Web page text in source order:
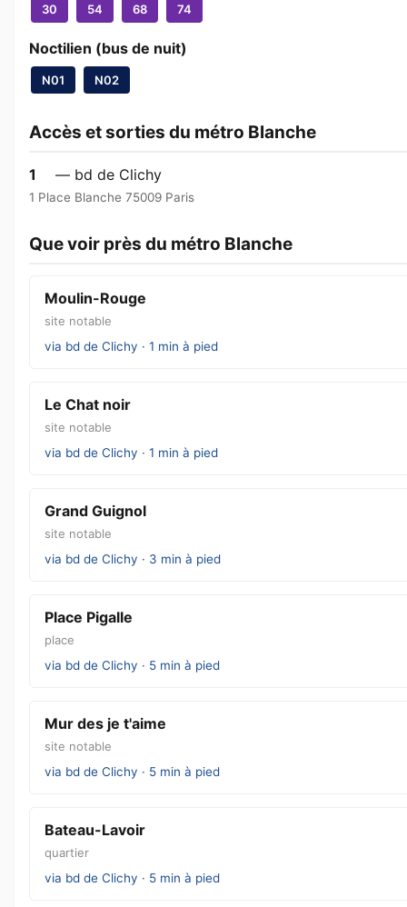
30 54 68 74
Noctilien (bus de nuit)
N01 N02
Accès et sorties du métro Blanche
1 — bd de Clichy
1 Place Blanche 75009 Paris
Que voir près du métro Blanche
Moulin-Rouge
site notable
via bd de Clichy · 1 min à pied
Le Chat noir
site notable
via bd de Clichy · 1 min à pied
Grand Guignol
site notable
via bd de Clichy · 3 min à pied
Place Pigalle
place
via bd de Clichy · 5 min à pied
Mur des je t'aime
site notable
via bd de Clichy · 5 min à pied
Bateau-Lavoir
quartier
via bd de Clichy · 5 min à pied